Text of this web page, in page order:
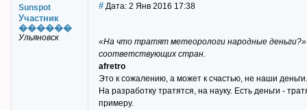
Sunspot
Участник
������
Ульяновск
# Дата: 2 Янв 2016 17:38
«На что тратят метеорологи народные
соответствующих стран.
afretro
Это к сожалению, а может к счастью, не наши
На разработку тратятся, на науку. Есть деньги -
примеру.